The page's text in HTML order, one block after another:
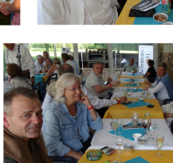
Branding
ARMCHAIR